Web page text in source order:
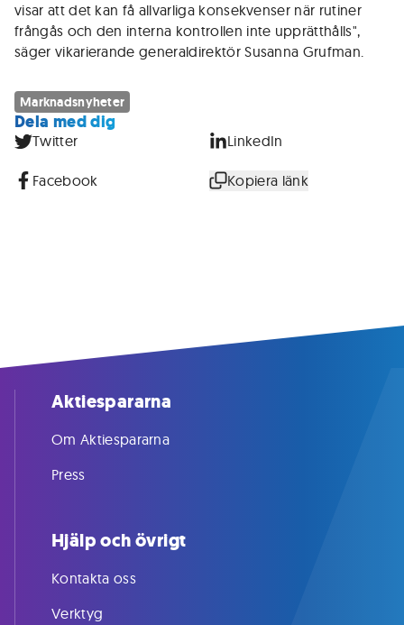
visar att det kan få allvarliga konsekvenser när rutiner
frångås och den interna kontrollen inte upprätthålls",
säger vikarierande generaldirektör Susanna Grufman.
Marknadsnyheter
Dela med dig
Twitter LinkedIn
Facebook Kopiera länk
Aktiespararna
Om Aktiespararna
Press
Hjälp och övrigt
Kontakta oss
Verktyg